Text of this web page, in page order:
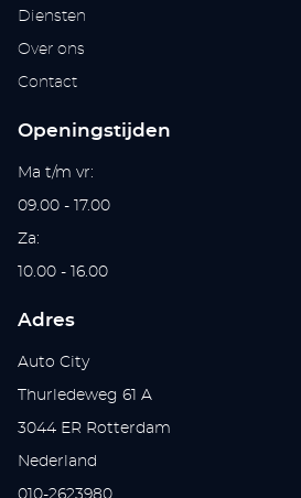
Diensten
Over ons
Contact
Openingstijden
Ma t/m vr:
09.00 - 17.00
Za:
10.00 - 16.00
Adres
Auto City
Thurledeweg 61 A
3044 ER Rotterdam
Nederland
010-2623980